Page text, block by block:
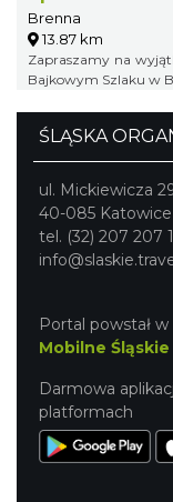
Brenna
13.87 km
Zapraszamy na
Bajkowym Szlaku w
ŚLĄSKA
ul. Mickiewicza
40-085 Katowice
tel. (32) 207 207 1
Portal powstał
Mobilne Śląskie
Darmowa
platformach